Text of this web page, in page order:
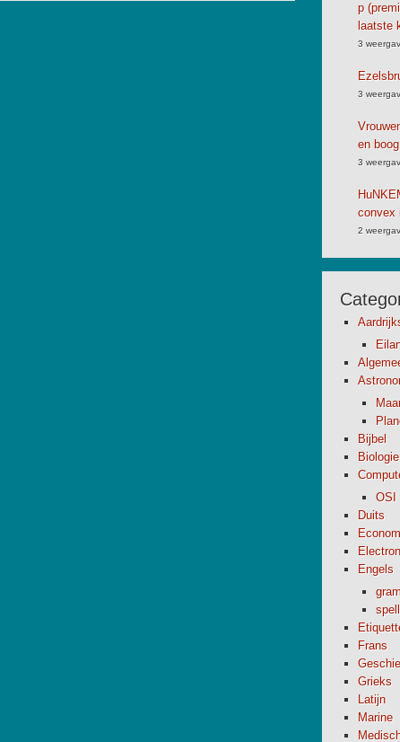
p
laatste
3
3
en
3
convex
2
Bijbel
Biologie
OSI
Duits
Engels
Frans
Grieks
Latijn
Marine